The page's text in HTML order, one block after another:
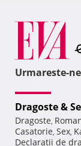
Urmareste-
Dragoste &
Dragoste,
Casatorie, Sex,
Declaratii de